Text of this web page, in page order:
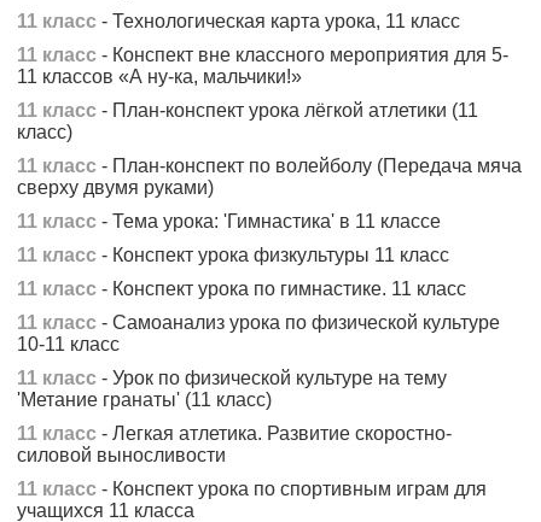
11 класс - Технологическая карта урока, 11 класс
11 класс - Конспект вне классного мероприятия для 5-
11 классов «А ну-ка, мальчики!»
11 класс - План-конспект урока лёгкой атлетики (11
класс)
11 класс - План-конспект по волейболу (Передача мяча
сверху двумя руками)
11 класс - Тема урока: 'Гимнастика' в 11 классе
11 класс - Конспект урока физкультуры 11 класс
11 класс - Конспект урока по гимнастике. 11 класс
11 класс - Самоанализ урока по физической культуре
10-11 класс
11 класс - Урок по физической культуре на тему
'Метание гранаты' (11 класс)
11 класс - Легкая атлетика. Развитие скоростно-
силовой выносливости
11 класс - Конспект урока по спортивным играм для
учащихся 11 класса